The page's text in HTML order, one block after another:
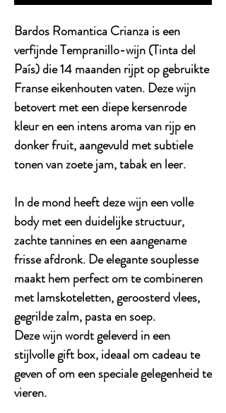
Bardos Romantica Crianza is een
verfijnde Tempranillo-wijn (Tinta del
País) die 14 maanden rijpt op gebruikte
Franse eikenhouten vaten. Deze wijn
betovert met een diepe kersenrode
kleur en een intens aroma van rijp en
donker fruit, aangevuld met subtiele
tonen van zoete jam, tabak en leer.
In de mond heeft deze wijn een volle
body met een duidelijke structuur,
zachte tannines en een aangename
frisse afdronk. De elegante souplesse
maakt hem perfect om te combineren
met lamskoteletten, geroosterd vlees,
gegrilde zalm, pasta en soep.
Deze wijn wordt geleverd in een
stijlvolle gift box, ideaal om cadeau te
geven of om een speciale gelegenheid te
vieren.